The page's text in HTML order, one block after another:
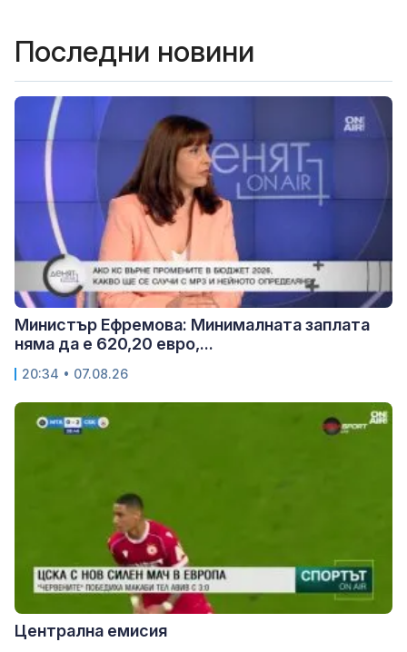
Последни новини
Министър Ефремова: Минималната заплата
няма да е 620,20 евро,...
20:34 • 07.08.26
Централна емисия